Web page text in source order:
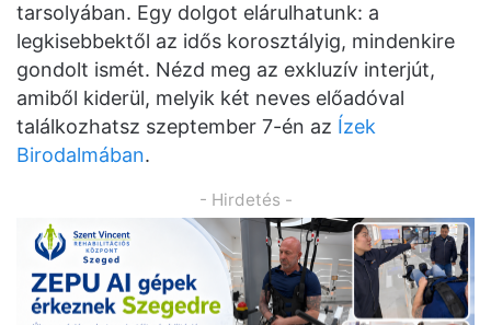
tarsolyában. Egy dolgot elárulhatunk: a
legkisebbektől az idős korosztályig, mindenkire
gondolt ismét. Nézd meg az exkluzív interjút,
amiből kiderül, melyik két neves előadóval
találkozhatsz szeptember 7-én az Ízek
Birodalmában.
- Hirdetés -